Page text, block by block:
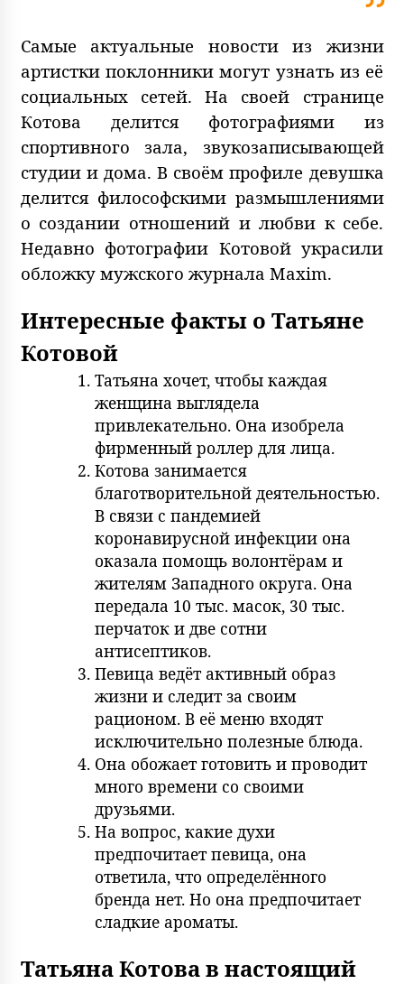
Самые актуальные новости из жизни
артистки поклонники могут узнать из её
социальных сетей. На своей странице
Котова делится фотографиями из
спортивного зала, звукозаписывающей
студии и дома. В своём профиле девушка
делится философскими размышлениями
о создании отношений и любви к себе.
Недавно фотографии Котовой украсили
обложку мужского журнала Maxim.
Интересные факты о Татьяне
Котовой
Татьяна хочет, чтобы каждая
женщина выглядела
привлекательно. Она изобрела
фирменный роллер для лица.
Котова занимается
благотворительной деятельностью.
В связи с пандемией
коронавирусной инфекции она
оказала помощь волонтёрам и
жителям Западного округа. Она
передала 10 тыс. масок, 30 тыс.
перчаток и две сотни
антисептиков.
Певица ведёт активный образ
жизни и следит за своим
рационом. В её меню входят
исключительно полезные блюда.
Она обожает готовить и проводит
много времени со своими
друзьями.
На вопрос, какие духи
предпочитает певица, она
ответила, что определённого
бренда нет. Но она предпочитает
сладкие ароматы.
Татьяна Котова в настоящий